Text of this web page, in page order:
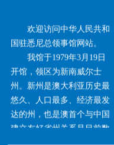
欢迎访问中华人民共和
国驻悉尼总领事馆网站。
我馆于1979年3月19日
开馆，领区为新南威尔士
州。新州是澳大利亚历史最
悠久、人口最多、经济最发
达的州，也是澳首个与中国
建立友好省州关系且目前数